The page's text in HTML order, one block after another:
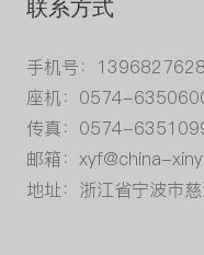
联系方式
手机号：
座机：0574-
传真：0574-
邮箱：xyf@china-
地址：浙江省宁波市